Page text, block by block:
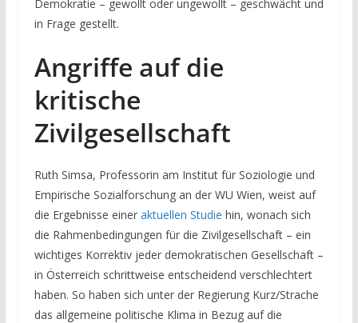
Demokratie – gewollt oder ungewollt – geschwächt und
in Frage gestellt.
Angriffe auf die
kritische
Zivilgesellschaft
Ruth Simsa, Professorin am Institut für Soziologie und
Empirische Sozialforschung an der WU Wien, weist auf
die Ergebnisse einer aktuellen Studie hin, wonach sich
die Rahmenbedingungen für die Zivilgesellschaft – ein
wichtiges Korrektiv jeder demokratischen Gesellschaft –
in Österreich schrittweise entscheidend verschlechtert
haben. So haben sich unter der Regierung Kurz/Strache
das allgemeine politische Klima in Bezug auf die